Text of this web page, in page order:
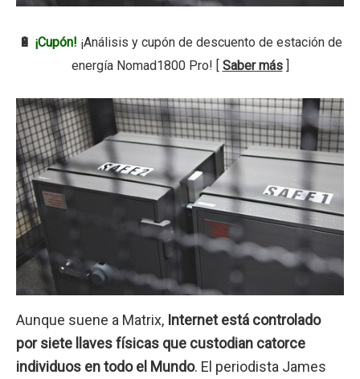
🔋 ¡Cupón! ¡Análisis y cupón de descuento de estación de
energía Nomad1800 Pro! [ Saber más]
Aunque suene a Matrix, Internet está controlado
por siete llaves físicas que custodian catorce
individuos en todo el Mundo. El periodista James